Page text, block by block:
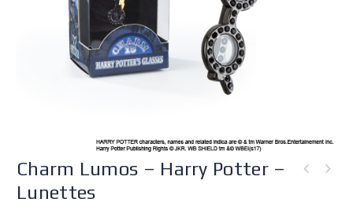
Charm Lumos – Harry Potter –
Lunettes